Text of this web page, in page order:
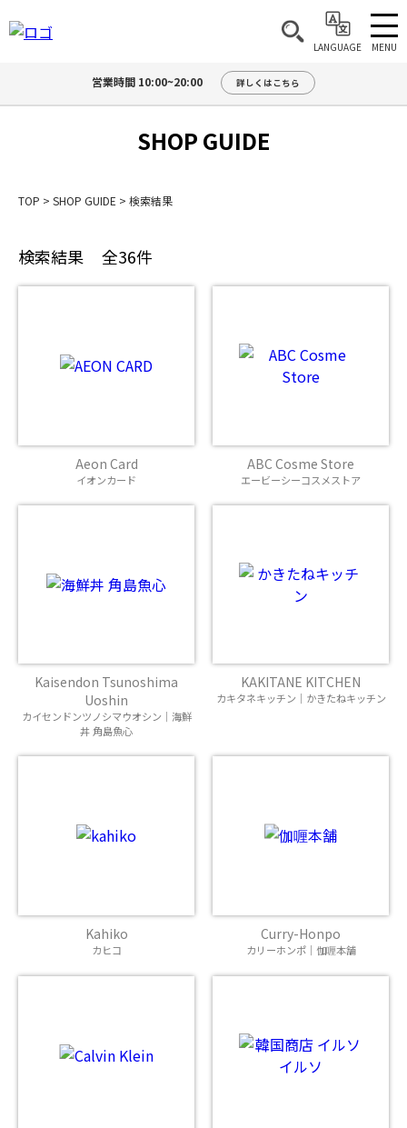
LANGUAGE MENU
営業時間 10:00~20:00 詳しくはこちら
SHOP GUIDE
TOP > SHOP GUIDE > 検索結果
検索結果 全36件
Aeon Card
イオンカード
ABC Cosme Store
エービーシーコスメストア
Kaisendon Tsunoshima
Uoshin
カイセンドンツノシマウオシン｜海鮮
丼 角島魚心
KAKITANE KITCHEN
カキタネキッチン｜かきたねキッチン
Kahiko
カヒコ
Curry-Honpo
カリーホンポ｜伽喱本舗